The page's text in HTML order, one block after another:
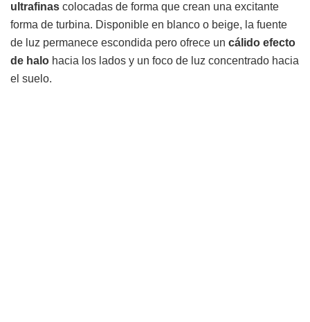
ultrafinas colocadas de forma que crean una excitante
forma de turbina. Disponible en blanco o beige, la fuente
de luz permanece escondida pero ofrece un cálido efecto
de halo hacia los lados y un foco de luz concentrado hacia
el suelo.